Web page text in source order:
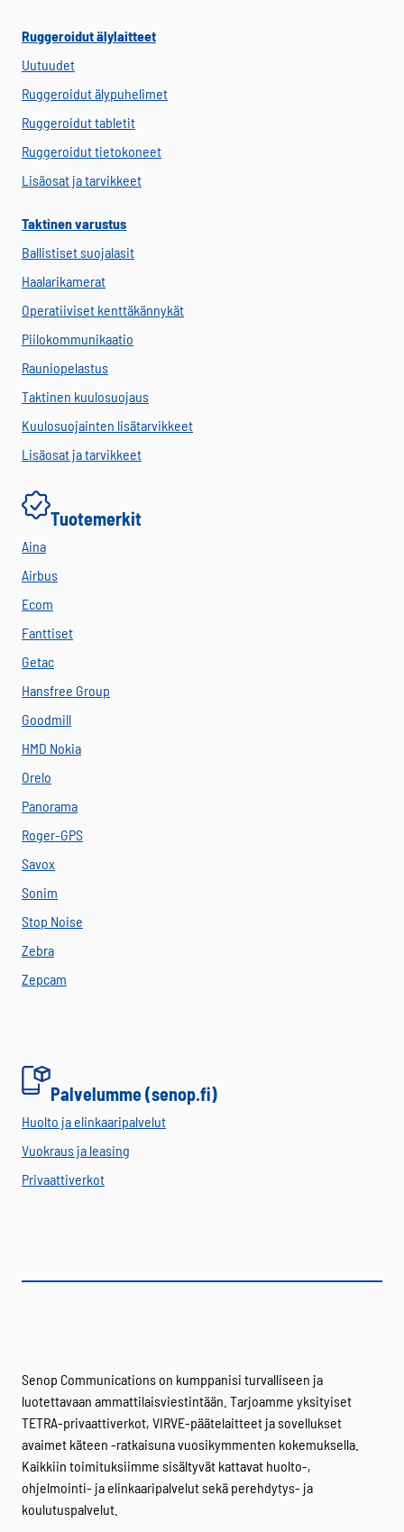
Ruggeroidut älylaitteet
Uutuudet
Ruggeroidut älypuhelimet
Ruggeroidut tabletit
Ruggeroidut tietokoneet
Lisäosat ja tarvikkeet
Taktinen varustus
Ballistiset suojalasit
Haalarikamerat
Operatiiviset kenttäkännykät
Piilokommunikaatio
Rauniopelastus
Taktinen kuulosuojaus
Kuulosuojainten lisätarvikkeet
Lisäosat ja tarvikkeet
Tuotemerkit
Aina
Airbus
Ecom
Fanttiset
Getac
Hansfree Group
Goodmill
HMD Nokia
Orelo
Panorama
Roger-GPS
Savox
Sonim
Stop Noise
Zebra
Zepcam
Palvelumme (senop.fi)
Huolto ja elinkaaripalvelut
Vuokraus ja leasing
Privaattiverkot
Senop Communications on kumppanisi turvalliseen ja
luotettavaan ammattilaisviestintään. Tarjoamme yksityiset
TETRA-privaattiverkot, VIRVE-päätelaitteet ja sovellukset
avaimet käteen -ratkaisuna vuosikymmenten kokemuksella.
Kaikkiin toimituksiimme sisältyvät kattavat huolto-,
ohjelmointi- ja elinkaaripalvelut sekä perehdytys- ja
koulutuspalvelut.